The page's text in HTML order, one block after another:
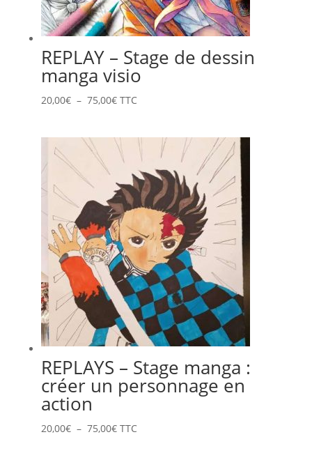
REPLAY – Stage de dessin
manga visio
20,00€ – 75,00€Plage
prix :
20,00€
75,00€
TTC
REPLAYS – Stage manga :
créer un personnage en
action
20,00€ – 75,00€Plage
TTC